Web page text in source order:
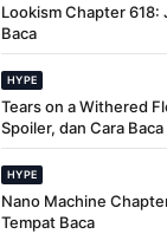
Lookism Chapter 618:
Baca
HYPE
Tears on a Withered
Spoiler, dan Cara Baca
HYPE
Nano Machine
Tempat Baca